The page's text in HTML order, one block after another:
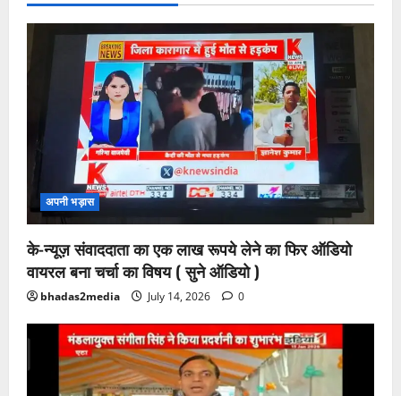
अपनी भड़ास
के-न्यूज़ संवाददाता का एक लाख रूपये लेने का फिर ऑडियो
वायरल बना चर्चा का विषय ( सुने ऑडियो )
bhadas2media July 14, 2026 0